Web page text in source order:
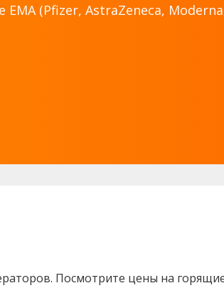
(Pfizer, AstraZeneca,
Посмотрите цены на